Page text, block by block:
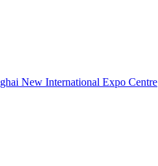
New International Expo Centre